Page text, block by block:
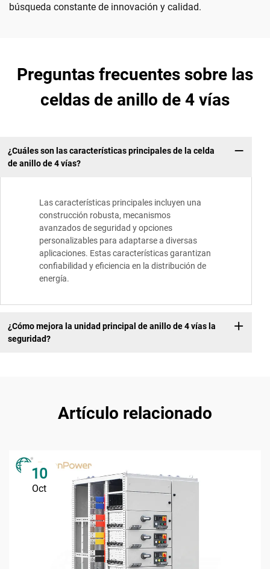
búsqueda constante de innovación y calidad.
Preguntas frecuentes sobre las
celdas de anillo de 4 vías
¿Cuáles son las características principales de la celda
de anillo de 4 vías?
Las características principales incluyen una
construcción robusta, mecanismos
avanzados de seguridad y opciones
personalizables para adaptarse a diversas
aplicaciones. Estas características garantizan
confiabilidad y eficiencia en la distribución de
energía.
¿Cómo mejora la unidad principal de anillo de 4 vías la
seguridad?
Artículo relacionado
10
Oct